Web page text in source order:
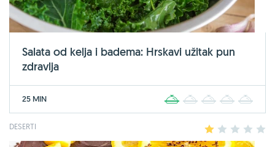
Salata od kelja i badema: Hrskavi užitak pun
zdravlja
25 MIN 2 3 4
DESERTI 2 3 4